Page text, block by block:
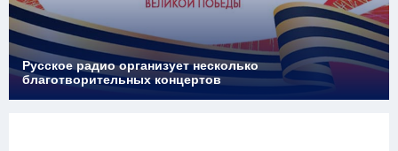
Русское радио организует несколько
благотворительных концертов